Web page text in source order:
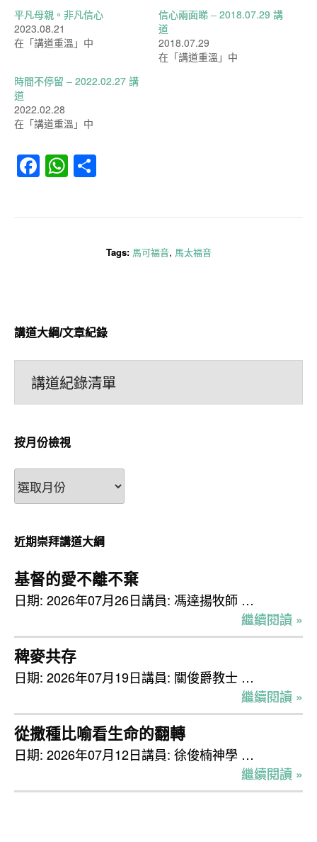
平凡母親。非凡信心
2023.08.21
在「講道重溫」中
信心兩面睇 – 2018.07.29 講
道
2018.07.29
在「講道重溫」中
時間不停留 – 2022.02.27 講
道
2022.02.28
在「講道重溫」中
Facebook
WhatsApp
Tags: 馬可福音, 馬太福音
講道大綱/文章紀錄
講道紀錄清單
按月份檢視
按
月
檢
視
近期崇拜講道大綱
基督的愛不離不棄
日期: 2026年07月26日講員: 馮達揚牧師 …
繼續閱讀 »
稗麥共存
日期: 2026年07月19日講員: 關俊爵教士 …
繼續閱讀 »
從撒種比喻看生命的翻轉
日期: 2026年07月12日講員: 徐俊楠神學 …
繼續閱讀 »